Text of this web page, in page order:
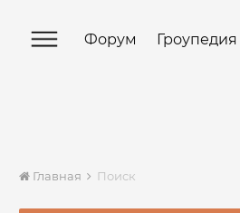
Форум Гроупедия
Главная Поиск